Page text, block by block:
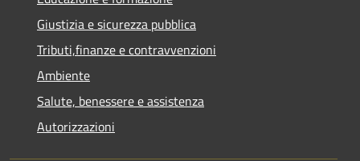
Giustizia e sicurezza pubblica
Tributi,finanze e contravvenzioni
Ambiente
Salute, benessere e assistenza
Autorizzazioni